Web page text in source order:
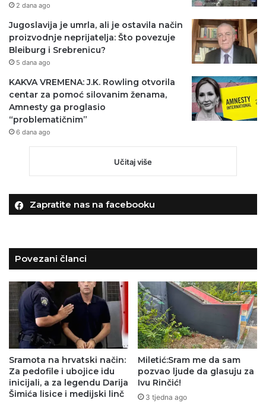
2 dana ago
Jugoslavija je umrla, ali je ostavila način
proizvodnje neprijatelja: Što povezuje
Bleiburg i Srebrenicu?
5 dana ago
KAKVA VREMENA: J.K. Rowling otvorila
centar za pomoć silovanim ženama,
Amnesty ga proglasio
“problematičnim”
6 dana ago
Učitaj više
Zapratite nas na facebooku
Povezani članci
Sramota na hrvatski način:
Za pedofile i ubojice idu
inicijali, a za legendu Darija
Šimića lisice i medijski linč
Miletić:Sram me da sam
pozvao ljude da glasuju za
Ivu Rinčić!
3 tjedna ago